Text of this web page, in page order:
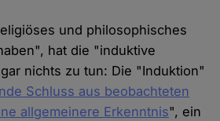
und philosophisches
hat die "induktive
nichts zu tun: Die "Induktion"
Schluss aus beobachteten
allgemeinere Erkenntnis", ein